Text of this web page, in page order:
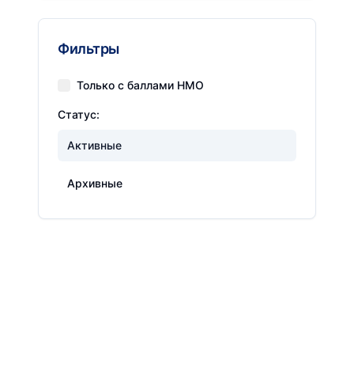
Фильтры
Только с баллами НМО
Статус:
Активные
Архивные